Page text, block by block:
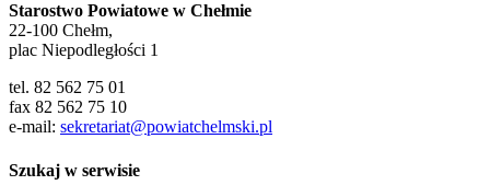
Starostwo Powiatowe w Chełmie
22-100 Chełm,
plac Niepodległości 1
tel. 82 562 75 01
fax 82 562 75 10
e-mail: sekretariat@powiatchelmski.pl
Szukaj w serwisie